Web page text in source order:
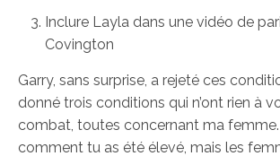
Inclure Layla dans une vidéo de
Covington
Garry, sans surprise, a rejeté ces
donné trois conditions qui n’ont rien à
combat, toutes concernant ma femme.
comment tu as été élevé, mais les